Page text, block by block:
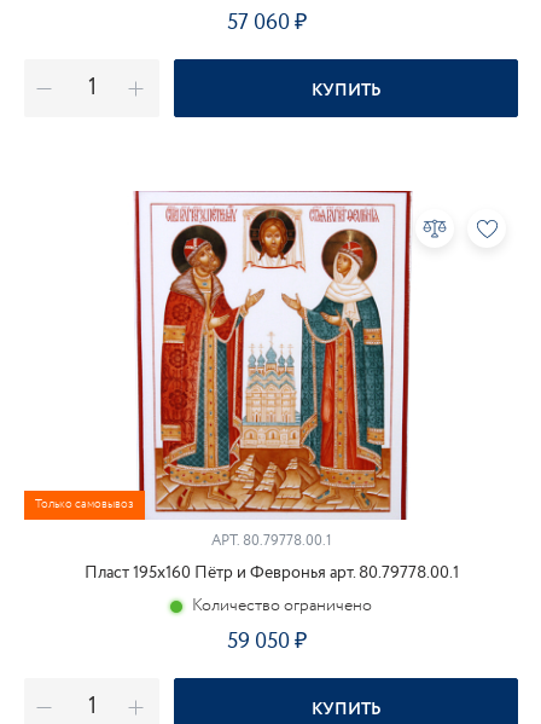
57 060
КУПИТЬ
Только самовывоз
АРТ.80.79778.00.1
Пласт 195х160 Пётр и Февронья арт. 80.79778.00.1
Количество ограничено
59 050
КУПИТЬ